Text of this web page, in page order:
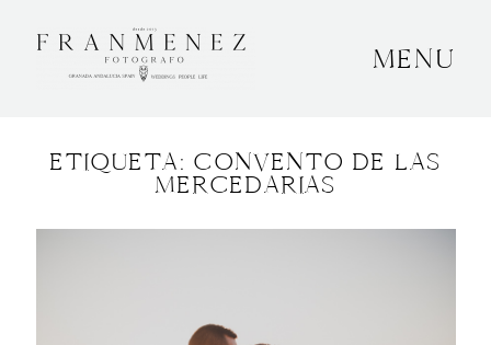
MENU
ETIQUETA: CONVENTO DE LAS
MERCEDARIAS
SOBRE MÍ
OTROS